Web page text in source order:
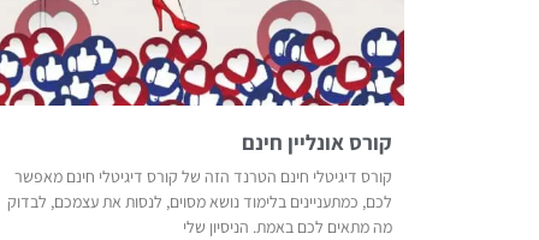
קורס אונליין חינם
קורס דיגיטלי חינם הטרנד הזה של קורס דיגיטלי חינם מאפשר
לכם, כמתעניינים בלימוד נושא מסוים, לנסות את עצמכם, לבדוק
מה מתאים לכם באמת. הניסיון שלי